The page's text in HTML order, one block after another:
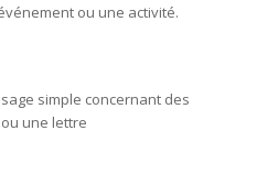
ou une activité.
simple concernant des
une lettre